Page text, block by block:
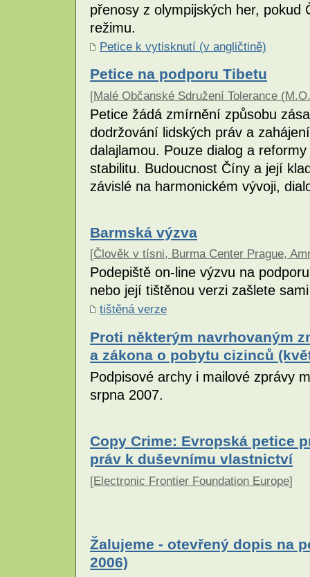
přenosy z olympijských her,
režimu.
Petice k vytisknutí (v angličtině)
Petice na podporu Tibetu
[Malé Občanské Sdružení Tolerance
Petice žádá zmírnění způsobu
dodržování lidských práv a
dalajlamou. Pouze dialog a
stabilitu. Budoucnost Číny a její
závislé na harmonickém vývoji,
Barmská výzva
[Člověk v tísni, Burma Center Prague,
Podepiště on-line výzvu na
nebo její tištěnou verzi zašlete
tištěná verze
Proti některým navrhovaným
a zákona o pobytu cizinců
Podpisové archy i mailové zprávy
srpna 2007.
Copy Crime: Evropská petice
práv k duševnímu vlastnictví
[Electronic Frontier Foundation Europe]
Žalujeme - otevřený dopis na
2006)